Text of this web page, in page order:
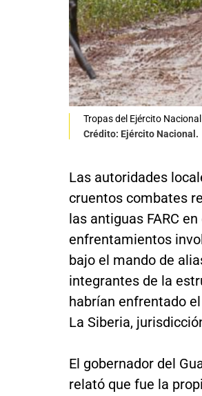
Tropas del Ejército
Crédito: Ejército Nacional.
Las autoridades
cruentos combates
las antiguas FARC
enfrentamientos
bajo el mando de
integrantes de la
habrían enfrentado
La Siberia,
El gobernador del
relató que fue la